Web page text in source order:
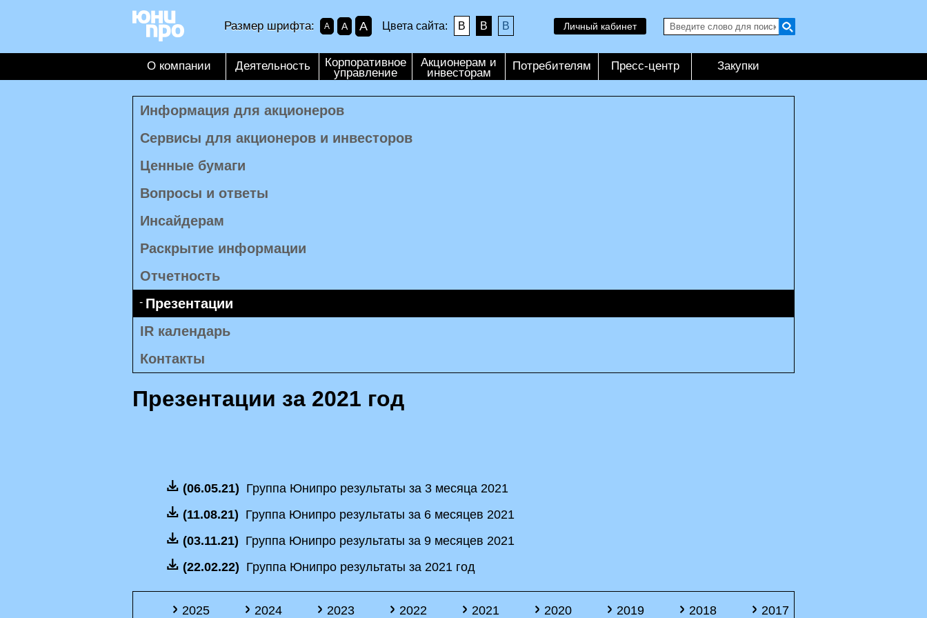
Размер шрифта: A A A Цвета сайта: B B B Личный кабинет
О компании Деятельность Корпоративное
управление
Акционерам и
инвесторам
Потребителям Пресс-центр Закупки
Информация для акционеров
Сервисы для акционеров и инвесторов
Ценные бумаги
Вопросы и ответы
Инсайдерам
Раскрытие информации
Отчетность
Презентации
IR календарь
Контакты
Презентации за 2021 год
(06.05.21) Группа Юнипро результаты за 3 месяца 2021
(11.08.21) Группа Юнипро результаты за 6 месяцев 2021
(03.11.21) Группа Юнипро результаты за 9 месяцев 2021
(22.02.22) Группа Юнипро результаты за 2021 год
2025 2024 2023 2022 2021 2020 2019 2018 2017